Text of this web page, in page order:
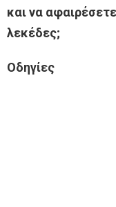
και να
λεκέδες;
Οδηγίες